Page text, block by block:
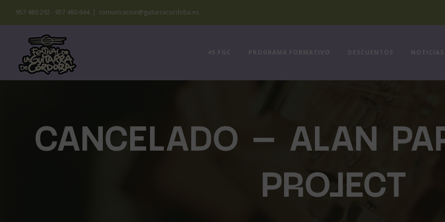
Saltar
al
contenido
957 480 292 - 957 480 644 | comunicacion@guitarracordoba.es
45 FGC PROGRAMA FORMATIVO DESCUENTOS NOTICIAS
CANCELADO – ALAN
PROJECT